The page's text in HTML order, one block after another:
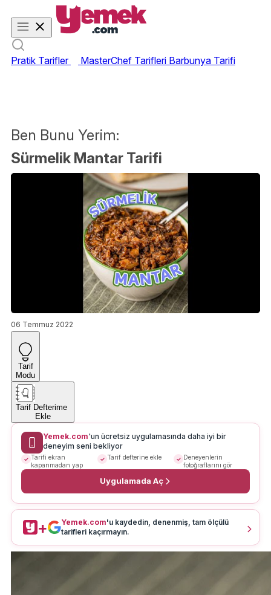
Pratik Tarifler MasterChef Tarifleri Barbunya Tarifi
Ben Bunu Yerim:
Sürmelik Mantar Tarifi
06 Temmuz 2022
Tarif
Modu
Tarif Defterime
Ekle
Yemek.com'un ücretsiz uygulamasında daha iyi bir
deneyim seni bekliyor
Tarifi ekran
kapanmadan yap
Tarif defterine ekle
Deneyenlerin
fotoğraflarını gör
Uygulamada Aç
+ Yemek.com'u kaydedin, denenmiş, tam ölçülü
tarifleri kaçırmayın.